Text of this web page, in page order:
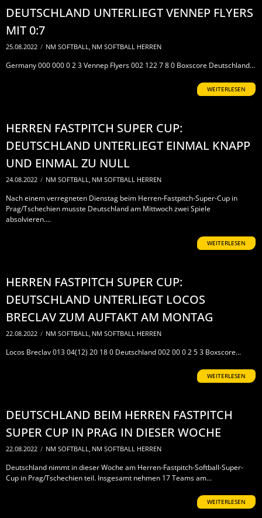
DEUTSCHLAND UNTERLIEGT VENNEP FLYERS
MIT 0:7
25.08.2022 / NM SOFTBALL, NM SOFTBALL HERREN
Germany 000 000 0 2 3 Vennep Flyers 002 122 7 8 0 Boxscore Deutschland...
WEITERLESEN
HERREN FASTPITCH SUPER CUP:
DEUTSCHLAND UNTERLIEGT EINMAL KNAPP
UND EINMAL ZU NULL
24.08.2022 / NM SOFTBALL, NM SOFTBALL HERREN
Nach einem verregneten Dienstag beim Herren-Fastpitch-Super-Cup in
Prag/Tschechien musste Deutschland am Mittwoch zwei Spiele
absolvieren....
WEITERLESEN
HERREN FASTPITCH SUPER CUP:
DEUTSCHLAND UNTERLIEGT LOCOS
BRECLAV ZUM AUFTAKT AM MONTAG
22.08.2022 / NM SOFTBALL, NM SOFTBALL HERREN
Locos Breclav 013 04(12) 20 18 0 Deutschland 002 00 0 2 5 3 Boxscore...
WEITERLESEN
DEUTSCHLAND BEIM HERREN FASTPITCH
SUPER CUP IN PRAG IN DIESER WOCHE
22.08.2022 / NM SOFTBALL, NM SOFTBALL HERREN
Deutschland nimmt in dieser Woche am Herren-Fastpitch-Softball-Super-
Cup in Prag/Tschechien teil. Insgesamt nehmen 17 Teams am...
WEITERLESEN